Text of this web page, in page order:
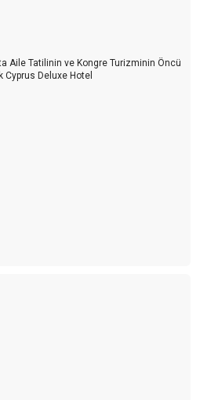
Aile Tatilinin ve Kongre Turizminin Öncü
Cyprus Deluxe Hotel